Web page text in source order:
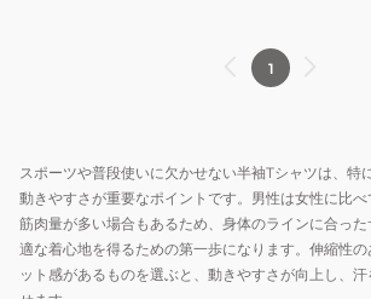
1
スポーツや普段使いに欠かせない半袖Tシャツは、特
動きやすさが重要なポイントです。男性は女性に比べ
筋肉量が多い場合もあるため、身体のラインに合っ
適な着心地を得るための第一歩になります。伸縮性
ット感があるものを選ぶと、動きやすさが向上し、